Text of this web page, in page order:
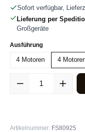
Sofort verfügbar,
Lieferung per
Großgeräte
Ausführungauswählen
4 Motoren 4
Produkt Anzahl: Gib
Artikelnummer: FS80925